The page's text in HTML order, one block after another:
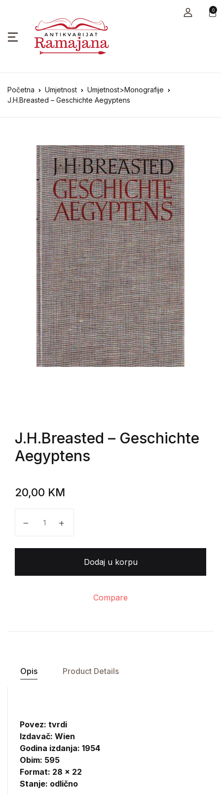
0
Početna Umjetnost
Umjetnost>Monografije
J.H.Breasted – Geschichte Aegyptens
J.H.Breasted – Geschichte
Aegyptens
20,00 KM
Dodaj u korpu
Compare
Opis Product Details
Povez: tvrdi
Izdavač: Wien
Godina izdanja: 1954
Obim: 595
Format: 28 x 22
Stanje: odlično